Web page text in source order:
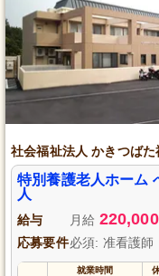
社会福祉法人 かきつばた
特別養護老人ホーム
人
給与 月給 220,000
応募要件必須: 准看護師
就業時間